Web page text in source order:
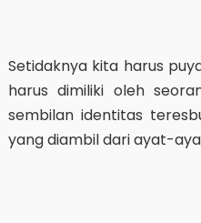
Setidaknya kita harus
harus dimiliki oleh
sembilan identitas
yang diambil dari ayat-